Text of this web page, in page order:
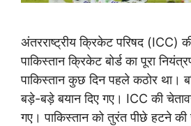
अंतरराष्ट्रीय क्रिकेट परिषद (ICC)
पाकिस्तान क्रिकेट बोर्ड का पूरा
पाकिस्तान कुछ दिन पहले कठोर था।
बड़े-बड़े बयान दिए गए। ICC की
गए। पाकिस्तान को तुरंत पीछे हटने